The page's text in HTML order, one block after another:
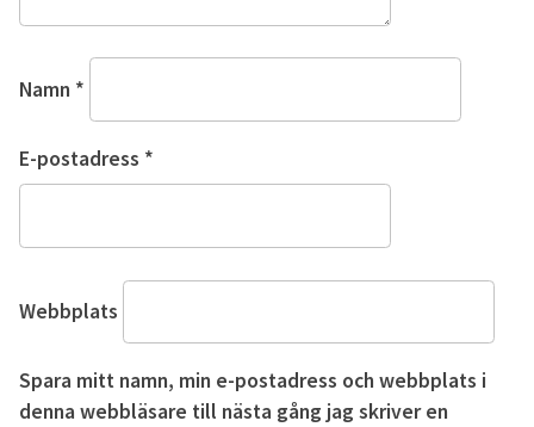
Namn *
E-postadress *
Webbplats
Spara mitt namn, min e-postadress och webbplats i
denna webbläsare till nästa gång jag skriver en